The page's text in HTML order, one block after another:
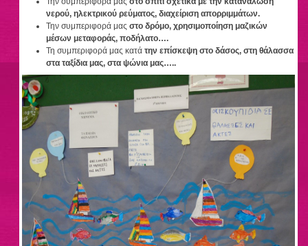
νερού, ηλεκτρικού ρεύματος, διαχείριση απορριμμάτων.
Την συμπεριφορά μας στο δρόμο, χρησιμοποίηση μαζικών
μέσων μεταφοράς, ποδήλατο….
Τη συμπεριφορά μας κατάτην επίσκεψη στο δάσος, στη θάλασσα
στα ταξίδια μας, στα ψώνια μας…..